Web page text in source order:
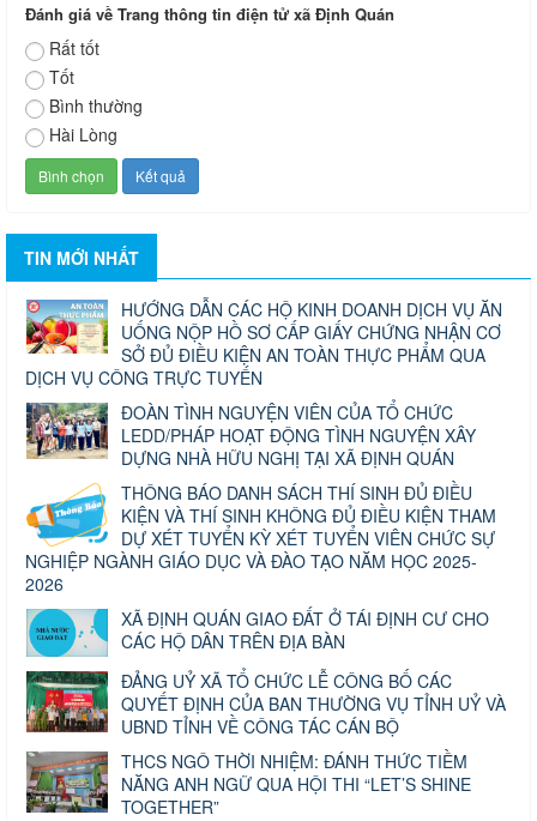
Đánh giá về Trang thông tin điện tử xã Định Quán
Rất tốt
Tốt
Bình thường
Hài Lòng
TIN MỚI NHẤT
HƯỚNG DẪN CÁC HỘ KINH DOANH DỊCH VỤ ĂN
UỐNG NỘP HỒ SƠ CẤP GIẤY CHỨNG NHẬN CƠ
SỞ ĐỦ ĐIỀU KIỆN AN TOÀN THỰC PHẨM QUA
DỊCH VỤ CÔNG TRỰC TUYẾN
ĐOÀN TÌNH NGUYỆN VIÊN CỦA TỔ CHỨC
LEDD/PHÁP HOẠT ĐỘNG TÌNH NGUYỆN XÂY
DỰNG NHÀ HỮU NGHỊ TẠI XÃ ĐỊNH QUÁN
THÔNG BÁO DANH SÁCH THÍ SINH ĐỦ ĐIỀU
KIỆN VÀ THÍ SINH KHÔNG ĐỦ ĐIỀU KIỆN THAM
DỰ XÉT TUYỂN KỲ XÉT TUYỂN VIÊN CHỨC SỰ
NGHIỆP NGÀNH GIÁO DỤC VÀ ĐÀO TẠO NĂM HỌC 2025-
2026
XÃ ĐỊNH QUÁN GIAO ĐẤT Ở TÁI ĐỊNH CƯ CHO
CÁC HỘ DÂN TRÊN ĐỊA BÀN
ĐẢNG UỶ XÃ TỔ CHỨC LỄ CÔNG BỐ CÁC
QUYẾT ĐỊNH CỦA BAN THƯỜNG VỤ TỈNH UỶ VÀ
UBND TỈNH VỀ CÔNG TÁC CÁN BỘ
THCS NGÔ THỜI NHIỆM: ĐÁNH THỨC TIỀM
NĂNG ANH NGỮ QUA HỘI THI “LET’S SHINE
TOGETHER”